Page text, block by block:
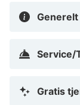
Generelt
Service/
Gratis